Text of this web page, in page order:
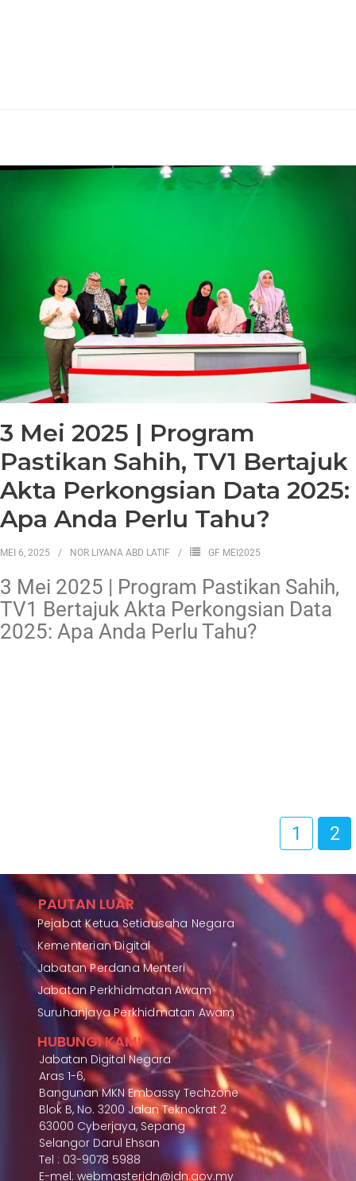
3 Mei 2025 | Program
Pastikan Sahih, TV1 Bertajuk
Akta Perkongsian Data 2025:
Apa Anda Perlu Tahu?
MEI 6, 2025 NOR LIYANA ABD LATIF GF MEI2025
3 Mei 2025 | Program Pastikan Sahih,
TV1 Bertajuk Akta Perkongsian Data
2025: Apa Anda Perlu Tahu?
1 2
PAUTAN LUAR
Pejabat Ketua Setiausaha Negara
Kementerian Digital
Jabatan Perdana Menteri
Jabatan Perkhidmatan Awam
Suruhanjaya Perkhidmatan Awam
HUBUNGI KAMI
Jabatan Digital Negara
Aras 1-6,
Bangunan MKN Embassy Techzone
Blok B, No. 3200 Jalan Teknokrat 2
63000 Cyberjaya, Sepang
Selangor Darul Ehsan
Tel : 03-9078 5988
E-mel: webmasterjdn@jdn.gov.my